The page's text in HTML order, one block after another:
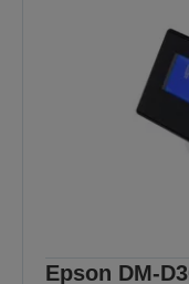
Epson DM-